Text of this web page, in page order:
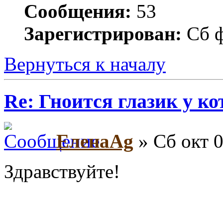
Сообщения: 53
Зарегистрирован: Сб
Вернуться к началу
Re: Гноится глазик у
ЕленаAg » Сб окт
Здравствуйте!